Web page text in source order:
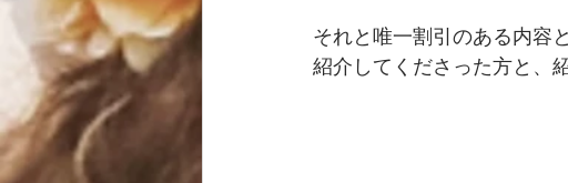
それと唯一割引のある内容
紹介してくださった方と、